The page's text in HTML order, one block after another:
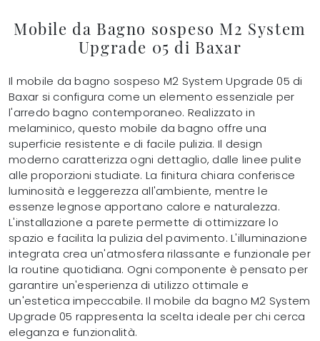
Mobile da Bagno sospeso M2 System
Upgrade 05 di Baxar
Il mobile da bagno sospeso M2 System Upgrade 05 di
Baxar si configura come un elemento essenziale per
l'arredo bagno contemporaneo. Realizzato in
melaminico, questo mobile da bagno offre una
superficie resistente e di facile pulizia. Il design
moderno caratterizza ogni dettaglio, dalle linee pulite
alle proporzioni studiate. La finitura chiara conferisce
luminosità e leggerezza all'ambiente, mentre le
essenze legnose apportano calore e naturalezza.
L'installazione a parete permette di ottimizzare lo
spazio e facilita la pulizia del pavimento. L'illuminazione
integrata crea un'atmosfera rilassante e funzionale per
la routine quotidiana. Ogni componente è pensato per
garantire un'esperienza di utilizzo ottimale e
un'estetica impeccabile. Il mobile da bagno M2 System
Upgrade 05 rappresenta la scelta ideale per chi cerca
eleganza e funzionalità.